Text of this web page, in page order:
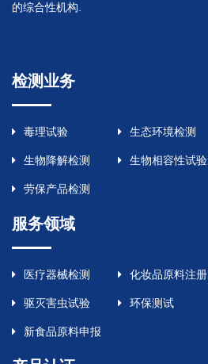
的综合性机构.
检测业务
毒理试验 生态环境检测
生物降解检测 生物相容性试验
劳保产品检测
服务领域
医疗器械检测 化妆品原料注册
驱灭害虫试验 环保测试
新食品原料申报